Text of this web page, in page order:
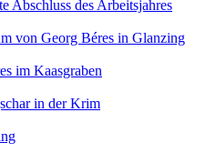
Abschluss des Arbeitsjahres
von Georg Béres in Glanzing
im Kaasgraben
in der Krim